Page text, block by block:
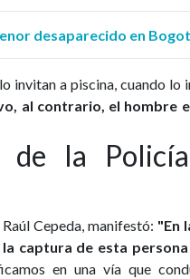
desaparecido en
invitan a piscina, cuando lo
al contrario, el hombre
de la
Cepeda, manifestó: "En
captura de esta persona
en una vía que